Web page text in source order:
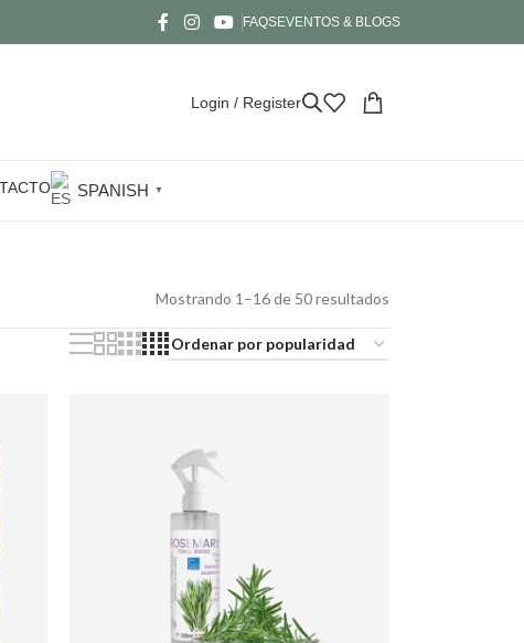
FAQSEVENTOS & BLOGS
Login / Register
SPANISH ▼
Mostrando 1–16 de 50 resultados